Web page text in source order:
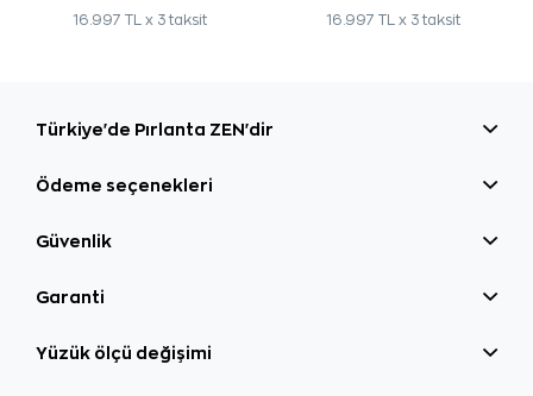
16.997 TL x 3 taksit 16.997 TL x 3 taksit
Türkiye'de Pırlanta ZEN'dir
Ödeme seçenekleri
Güvenlik
Garanti
Yüzük ölçü değişimi